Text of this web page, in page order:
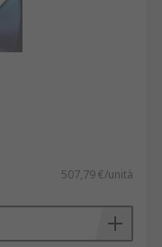
507,79 €/unità